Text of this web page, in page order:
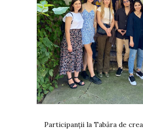
Participanții la Tabăra de